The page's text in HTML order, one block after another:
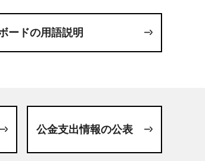
ードの用語説明
公金支出情報の公表